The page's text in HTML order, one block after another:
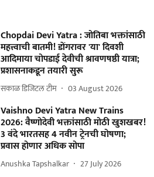
Chopdai Devi Yatra : जोतिबा भक्तांसाठी
महत्त्वाची बातमी! डोंगरावर 'या' दिवशी
आदिमाया चोपडाई देवीची श्रावणषष्ठी यात्रा;
प्रशासनाकडून तयारी सुरू
सकाळ डिजिटल टीम 03 August 2026
Vaishno Devi Yatra New Trains
2026: वैष्णोदेवी भक्तांसाठी मोठी खुशखबर!
3 वंदे भारतसह 4 नवीन ट्रेनची घोषणा;
प्रवास होणार अधिक सोपा
Anushka Tapshalkar 27 July 2026